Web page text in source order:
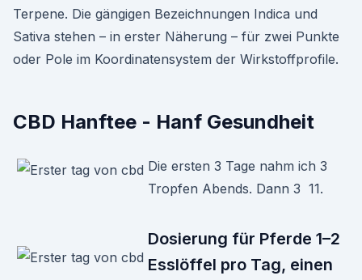
Terpene. Die gängigen Bezeichnungen Indica und
Sativa stehen – in erster Näherung – für zwei Punkte
oder Pole im Koordinatensystem der Wirkstoffprofile.
CBD Hanftee - Hanf Gesundheit
Die ersten 3 Tage nahm ich 3
Tropfen Abends. Dann 3 11.
Dosierung für Pferde 1–2
Esslöffel pro Tag, einen